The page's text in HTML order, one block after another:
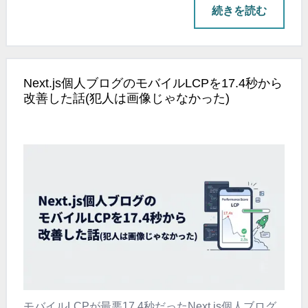
187万行のレガシ
続きを読む
Next.js個人ブログのモバイルLCPを17.4秒から
改善した話(犯人は画像じゃなかった)